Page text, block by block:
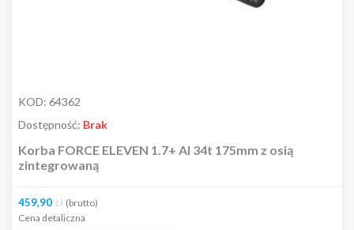
KOD: 64362
Dostępność: Brak
Korba FORCE ELEVEN 1.7+ Al 34t 175mm z osią
zintegrowaną
459,90 zł (brutto)
Cena detaliczna